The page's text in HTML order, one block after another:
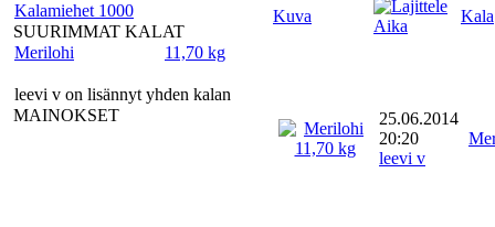
Kalamiehet 1000
SUURIMMAT KALAT
Merilohi
11,70 kg
leevi v on lisännyt yhden kalan
MAINOKSET
Kuva
Aika
Kala
25.06.2014
20:20
leevi v